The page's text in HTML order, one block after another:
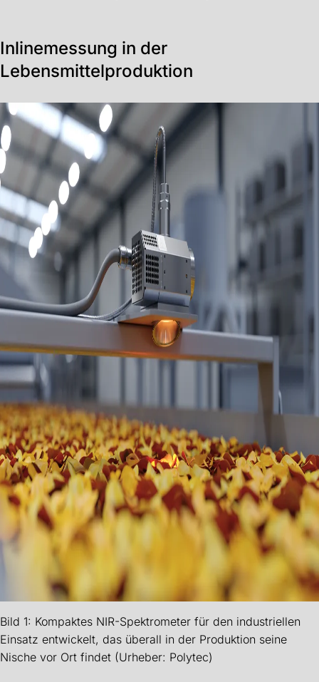
Inlinemessung in der
Lebensmittelproduktion
Bild 1: Kompaktes NIR-Spektrometer für den industriellen
Einsatz entwickelt, das überall in der Produktion seine
Nische vor Ort findet (Urheber: Polytec)